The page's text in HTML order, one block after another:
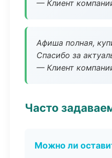
— Клиент
Афиша полная,
Спасибо за
— Клиент
Часто
Можно ли